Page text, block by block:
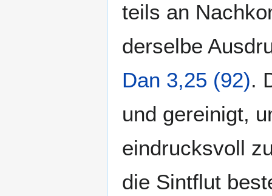
teils an
derselbe
Dan 3,25 (92).
und gereinigt,
eindrucksvoll
die Sintflut